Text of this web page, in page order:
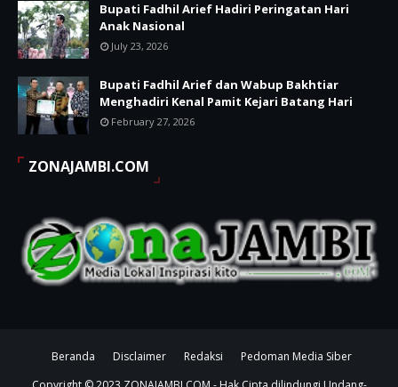
Bupati Fadhil Arief Hadiri Peringatan Hari
Anak Nasional
July 23, 2026
Bupati Fadhil Arief dan Wabup Bakhtiar
Menghadiri Kenal Pamit Kejari Batang Hari
February 27, 2026
ZONAJAMBI.COM
Beranda Disclaimer Redaksi
Pedoman Media Siber